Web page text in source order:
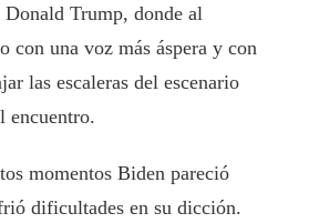
Trump, donde al
con una voz más áspera y con
las escaleras del escenario
encuentro.
momentos Biden pareció
dificultades en su dicción.